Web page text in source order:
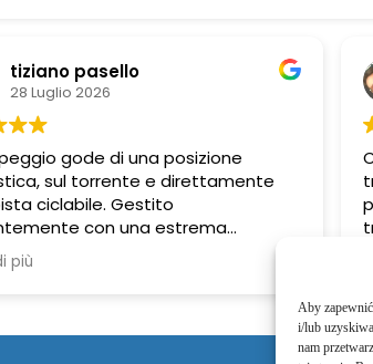
Aby
i/lub
nam
tiziano pasello
28 Luglio 2026
gode di una posizione
sul torrente e direttamente
ciclabile. Gestito
con una estrema
ai dettagli , curando ogni
degli ospiti, anche a4 zampe.
più